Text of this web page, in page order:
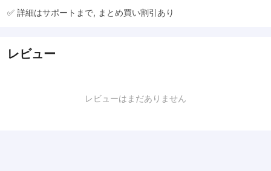
✅ 詳細はサポートまで, まとめ買い割引あり
レビュー
レビューはまだありません